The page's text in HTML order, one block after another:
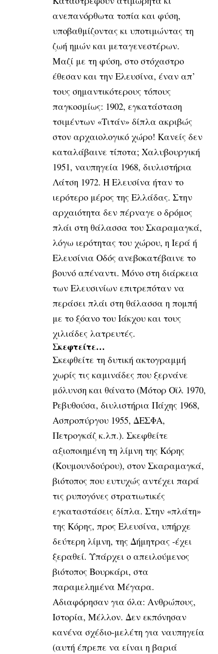
ανεπανόρθωτα τοπία και φύση,
υποβαθμίζοντας κι υποτιμώντας τη
ζωή ημών και μεταγενεστέρων.
Μαζί με τη φύση, στο στόχαστρο
έθεσαν και την Ελευσίνα, έναν απ’
τους σημαντικότερους τόπους
παγκοσμίως: 1902, εγκατάσταση
τσιμέντων «Τιτάν» δίπλα ακριβώς
στον αρχαιολογικό χώρο! Κανείς δεν
καταλάβαινε τίποτα; Χαλυβουργική
1951, ναυπηγεία 1968, διυλιστήρια
Λάτση 1972. Η Ελευσίνα ήταν το
ιερότερο μέρος της Ελλάδας. Στην
αρχαιότητα δεν πέρναγε ο δρόμος
πλάι στη θάλασσα του Σκαραμαγκά,
λόγω ιερότητας του χώρου, η Ιερά ή
Ελευσίνια Οδός ανεβοκατέβαινε το
βουνό απέναντι. Μόνο στη διάρκεια
των Ελευσινίων επιτρεπόταν να
περάσει πλάι στη θάλασσα η πομπή
με το ξόανο του Ιάκχου και τους
χιλιάδες λατρευτές.
Σκεφτείτε…
Σκεφθείτε τη δυτική ακτογραμμή
χωρίς τις καμινάδες που ξερνάνε
μόλυνση και θάνατο (Μότορ Οϊλ 1970,
Ρεβυθούσα, διυλιστήρια Πάχης 1968,
Ασπροπύργου 1955, ΔΕΣΦΑ,
Πετρογκάζ κ.λπ.). Σκεφθείτε
αξιοποιημένη τη λίμνη της Κόρης
(Κουμουνδούρου), στον Σκαραμαγκά,
βιότοπος που ευτυχώς αντέχει παρά
τις ρυπογόνες στρατιωτικές
εγκαταστάσεις δίπλα. Στην «πλάτη»
της Κόρης, προς Ελευσίνα, υπήρχε
δεύτερη λίμνη, της Δήμητρας -έχει
ξεραθεί. Υπάρχει ο απειλούμενος
βιότοπος Βουρκάρι, στα
παραμελημένα Μέγαρα.
Αδιαφόρησαν για όλα: Ανθρώπους,
Ιστορία, Μέλλον. Δεν εκπόνησαν
κανένα σχέδιο-μελέτη για ναυπηγεία
(αυτή έπρεπε να είναι η βαριά